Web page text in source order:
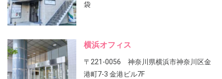
袋
横浜オフィス
〒221-0056 神奈川県横浜市神奈川区金
港町7-3 金港ビル7F